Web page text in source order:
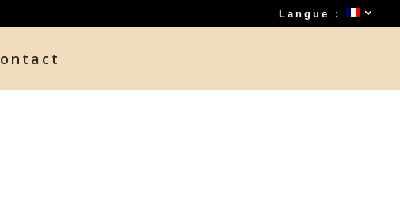
Langue :